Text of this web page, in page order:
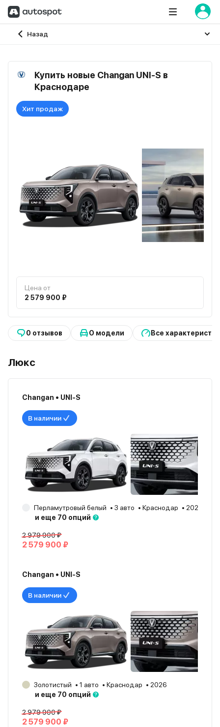
Назад
Главная
Купить новые Changan UNI-S в
Краснодаре
Хит продаж
Цена от
2 579 900 ₽
0 отзывов О модели Все
Люкс
Changan • UNI-S
В наличии
Перламутровый белый 3 авто Краснодар
2026
и еще 70 опций
2 979 900 ₽
2 579 900 ₽
Changan • UNI-S
В наличии
Золотистый 1 авто Краснодар
2026
и еще 70 опций
2 979 900 ₽
2 579 900 ₽